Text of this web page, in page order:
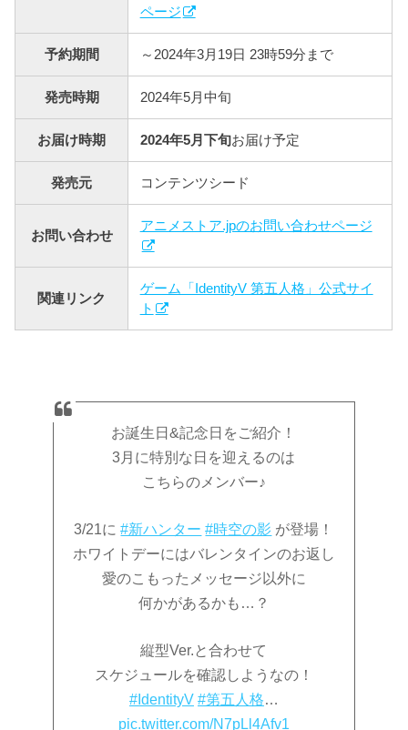
ページ
予約期間 ～2024年3月19日 23時59分まで
発売時期 2024年5月中旬
お届け時期 2024年5月下旬お届け予定
発売元 コンテンツシード
お問い合わせ
アニメストア.jpのお問い合わせページ
関連リンク
ゲーム「IdentityV 第五人格」公式サイ
ト
お誕生日&記念日をご紹介！
3月に特別な日を迎えるのは
こちらのメンバー♪
3/21に#新ハンター #時空の影 が登場！
ホワイトデーにはバレンタインのお返し
愛のこもったメッセージ以外に
何かがあるかも…？
縦型Ver.と合わせて
スケジュールを確認しようなの！
#IdentityV #第五人格…
pic.twitter.com/N7pLl4Afv1